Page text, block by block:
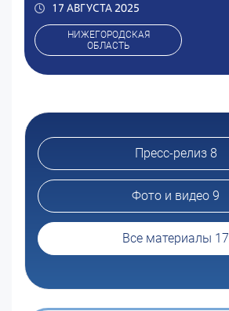
17 АВГУСТА 2025
НИЖЕГОРОДСКАЯ
ОБЛАСТЬ
Пресс-релиз 8
Фото и видео 9
Все материалы 17